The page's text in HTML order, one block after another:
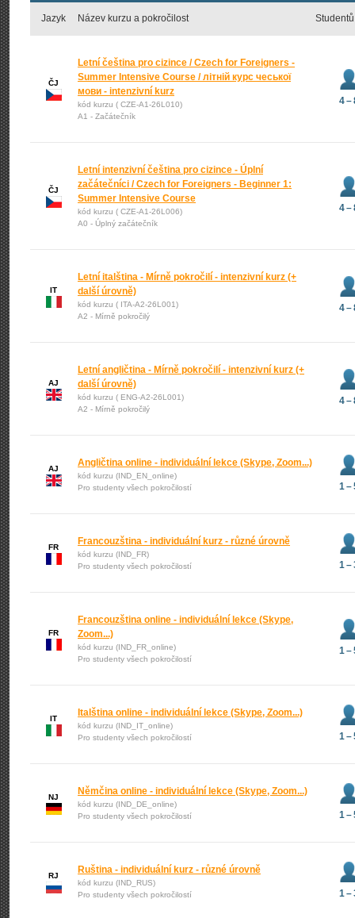
Jazyk Název kurzu a pokročilost Studentů
ČJ
Letní čeština pro cizince / Czech for Foreigners -
Summer Intensive Course / літній курс чеської
мови - intenzivní kurz
kód kurzu ( CZE-A1-26L010)
A1 - Začátečník
4 –
ČJ
Letní intenzivní čeština pro cizince - Úplní
začátečníci / Czech for Foreigners - Beginner 1:
Summer Intensive Course
kód kurzu ( CZE-A1-26L006)
A0 - Úplný začátečník
4 –
IT
Letní italština - Mírně pokročilí - intenzivní kurz (+
další úrovně)
kód kurzu ( ITA-A2-26L001)
A2 - Mírně pokročilý
4 –
AJ
Letní angličtina - Mírně pokročilí - intenzivní kurz (+
další úrovně)
kód kurzu ( ENG-A2-26L001)
A2 - Mírně pokročilý
4 –
AJ
Angličtina online - individuální lekce (Skype, Zoom...)
kód kurzu (IND_EN_online)
Pro studenty všech pokročilostí
1 –
FR
Francouzština - individuální kurz - různé úrovně
kód kurzu (IND_FR)
Pro studenty všech pokročilostí
1 –
FR
Francouzština online - individuální lekce (Skype,
Zoom...)
kód kurzu (IND_FR_online)
Pro studenty všech pokročilostí
1 –
IT
Italština online - individuální lekce (Skype, Zoom...)
kód kurzu (IND_IT_online)
Pro studenty všech pokročilostí
1 –
NJ
Němčina online - individuální lekce (Skype, Zoom...)
kód kurzu (IND_DE_online)
Pro studenty všech pokročilostí
1 –
RJ
Ruština - individuální kurz - různé úrovně
kód kurzu (IND_RUS)
Pro studenty všech pokročilostí
1 –